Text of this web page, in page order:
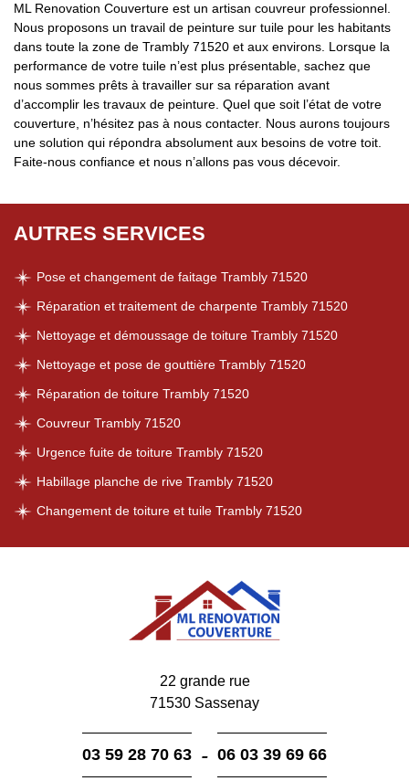
ML Renovation Couverture est un artisan couvreur professionnel.
Nous proposons un travail de peinture sur tuile pour les habitants
dans toute la zone de Trambly 71520 et aux environs. Lorsque la
performance de votre tuile n’est plus présentable, sachez que
nous sommes prêts à travailler sur sa réparation avant
d’accomplir les travaux de peinture. Quel que soit l’état de votre
couverture, n’hésitez pas à nous contacter. Nous aurons toujours
une solution qui répondra absolument aux besoins de votre toit.
Faite-nous confiance et nous n’allons pas vous décevoir.
AUTRES SERVICES
Pose et changement de faitage Trambly 71520
Réparation et traitement de charpente Trambly 71520
Nettoyage et démoussage de toiture Trambly 71520
Nettoyage et pose de gouttière Trambly 71520
Réparation de toiture Trambly 71520
Couvreur Trambly 71520
Urgence fuite de toiture Trambly 71520
Habillage planche de rive Trambly 71520
Changement de toiture et tuile Trambly 71520
22 grande rue
71530 Sassenay
03 59 28 70 63 - 06 03 39 69 66